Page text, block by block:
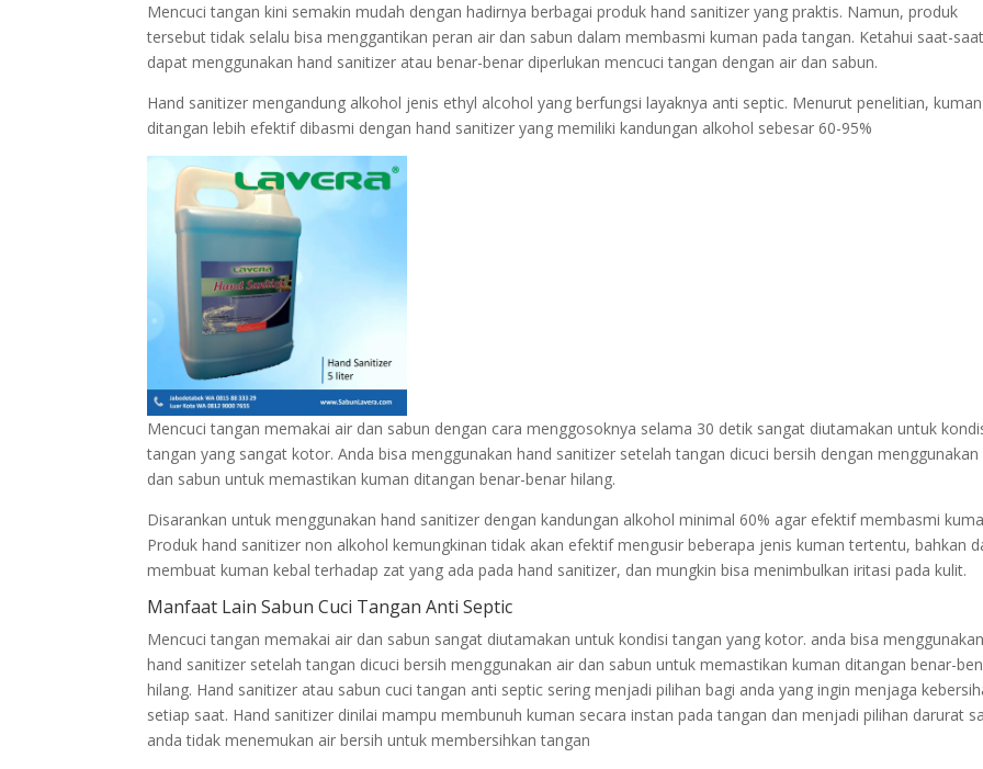
Mencuci tangan kini semakin mudah dengan hadirnya berbagai produk hand sanitizer yang praktis. Namun, produk
tersebut tidak selalu bisa menggantikan peran air dan sabun dalam membasmi kuman pada tangan. Ketahui saat-
dapat menggunakan hand sanitizer atau benar-benar diperlukan mencuci tangan dengan air dan sabun.
Hand sanitizer mengandung alkohol jenis ethyl alcohol yang berfungsi layaknya anti septic. Menurut penelitian, kuman
ditangan lebih efektif dibasmi dengan hand sanitizer yang memiliki kandungan alkohol sebesar 60-95%
Mencuci tangan memakai air dan sabun dengan cara menggosoknya selama 30 detik sangat diutamakan untuk
tangan yang sangat kotor. Anda bisa menggunakan hand sanitizer setelah tangan dicuci bersih dengan menggunakan
dan sabun untuk memastikan kuman ditangan benar-benar hilang.
Disarankan untuk menggunakan hand sanitizer dengan kandungan alkohol minimal 60% agar efektif membasmi
Produk hand sanitizer non alkohol kemungkinan tidak akan efektif mengusir beberapa jenis kuman tertentu, bahkan
membuat kuman kebal terhadap zat yang ada pada hand sanitizer, dan mungkin bisa menimbulkan iritasi pada kulit.
Manfaat Lain Sabun Cuci Tangan Anti Septic
Mencuci tangan memakai air dan sabun sangat diutamakan untuk kondisi tangan yang kotor. anda bisa
hand sanitizer setelah tangan dicuci bersih menggunakan air dan sabun untuk memastikan kuman ditangan benar-
hilang. Hand sanitizer atau sabun cuci tangan anti septic sering menjadi pilihan bagi anda yang ingin menjaga
setiap saat. Hand sanitizer dinilai mampu membunuh kuman secara instan pada tangan dan menjadi pilihan darurat
anda tidak menemukan air bersih untuk membersihkan tangan